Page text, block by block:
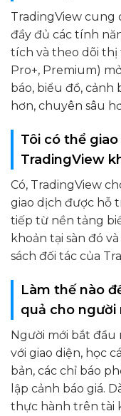
TradingView cung
đầy đủ các tính
tích và theo dõi thị
Pro+, Premium)
báo, biểu đồ, cảnh
hơn, chuyên sâu
Tôi có thể
TradingView
Có, TradingView
giao dịch được hỗ
tiếp từ nền tảng
khoản tại sàn đó
sách đối tác của
Làm thế nào
quả cho người
Người mới bắt
với giao diện, học
bản, các chỉ báo
lập cảnh báo giá.
thực hành trên tài